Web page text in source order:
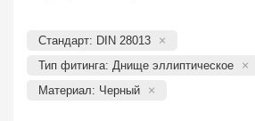
Стандарт: DIN 28013
Тип фитинга: Днище эллиптическое
Материал: Черный